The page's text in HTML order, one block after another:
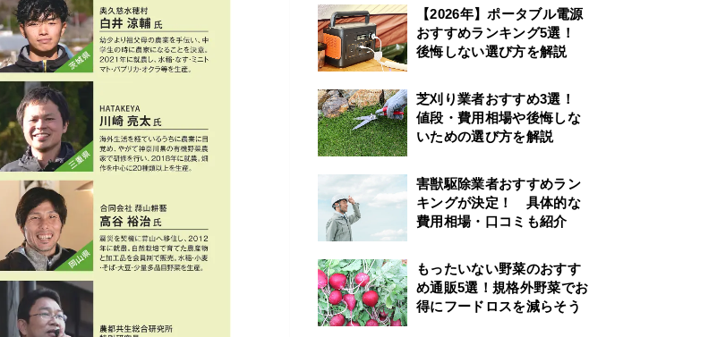
【2026年】ポータブル電源
おすすめランキング5選！
後悔しない選び方を解説
芝刈り業者おすすめ3選！
値段・費用相場や後悔しな
いための選び方を解説
害獣駆除業者おすすめラン
キングが決定！ 具体的な
費用相場・口コミも紹介
もったいない野菜のおすす
め通販5選！規格外野菜でお
得にフードロスを減らそう